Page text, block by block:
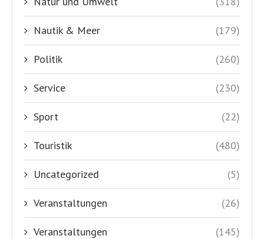
Nautik & Meer (179)
Politik (260)
Service (230)
Sport (22)
Touristik (480)
Uncategorized (5)
Veranstaltungen (26)
Veranstaltungen (145)